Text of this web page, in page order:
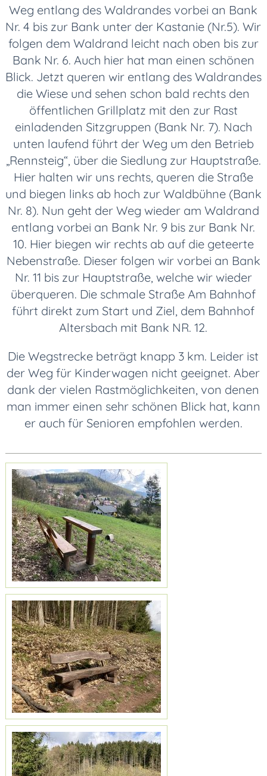
Weg entlang des Waldrandes vorbei an Bank
Nr. 4 bis zur Bank unter der Kastanie (Nr.5). Wir
folgen dem Waldrand leicht nach oben bis zur
Bank Nr. 6. Auch hier hat man einen schönen
Blick. Jetzt queren wir entlang des Waldrandes
die Wiese und sehen schon bald rechts den
öffentlichen Grillplatz mit den zur Rast
einladenden Sitzgruppen (Bank Nr. 7). Nach
unten laufend führt der Weg um den Betrieb
„Rennsteig“, über die Siedlung zur Hauptstraße.
Hier halten wir uns rechts, queren die Straße
und biegen links ab hoch zur Waldbühne (Bank
Nr. 8). Nun geht der Weg wieder am Waldrand
entlang vorbei an Bank Nr. 9 bis zur Bank Nr.
10. Hier biegen wir rechts ab auf die geteerte
Nebenstraße. Dieser folgen wir vorbei an Bank
Nr. 11 bis zur Hauptstraße, welche wir wieder
überqueren. Die schmale Straße Am Bahnhof
führt direkt zum Start und Ziel, dem Bahnhof
Altersbach mit Bank NR. 12.
Die Wegstrecke beträgt knapp 3 km. Leider ist
der Weg für Kinderwagen nicht geeignet. Aber
dank der vielen Rastmöglichkeiten, von denen
man immer einen sehr schönen Blick hat, kann
er auch für Senioren empfohlen werden.